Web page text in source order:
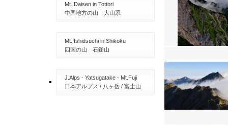
Mt. Daisen in Tottori
中国地方の山 大山系
Mt. Ishidsuchi in Shikoku
四国の山 石鎚山
J.Alps - Yatsugatake - Mt.Fuji
日本アルプス / 八ヶ岳 / 富士山